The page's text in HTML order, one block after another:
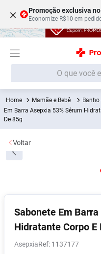
× Promoção exclusiva
Economize R$10 em
O que você está buscando?
Mamãe e Bebê
Em Barra Asepxia 53% Sérum
De 85g
Sabonete Em
Hidratante Corpo
Unidades De 85g
Asepxia : 1137177
Voltar
Termos mais
7º Desodorante
8 º Absorvente
9º Lavitan